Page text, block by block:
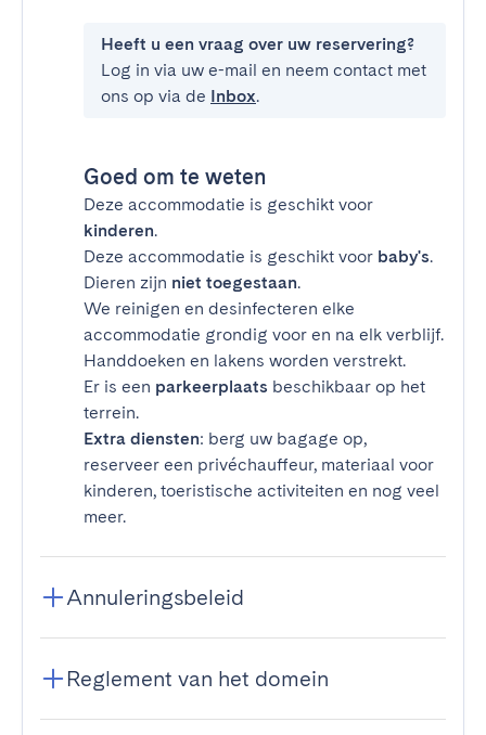
Heeft u een vraag over uw reservering?
Log in via uw e-mail en neem contact met
ons op via de Inbox.
Goed om te weten
Deze accommodatie is geschikt voor
kinderen.
Deze accommodatie is geschikt voor baby's.
Dieren zijn niet toegestaan.
We reinigen en desinfecteren elke
accommodatie grondig voor en na elk verblijf.
Handdoeken en lakens worden verstrekt.
Er is een parkeerplaats beschikbaar op het
terrein.
Extra diensten: berg uw bagage op,
reserveer een privéchauffeur, materiaal voor
kinderen, toeristische activiteiten en nog veel
meer.
Annuleringsbeleid
Reglement van het domein